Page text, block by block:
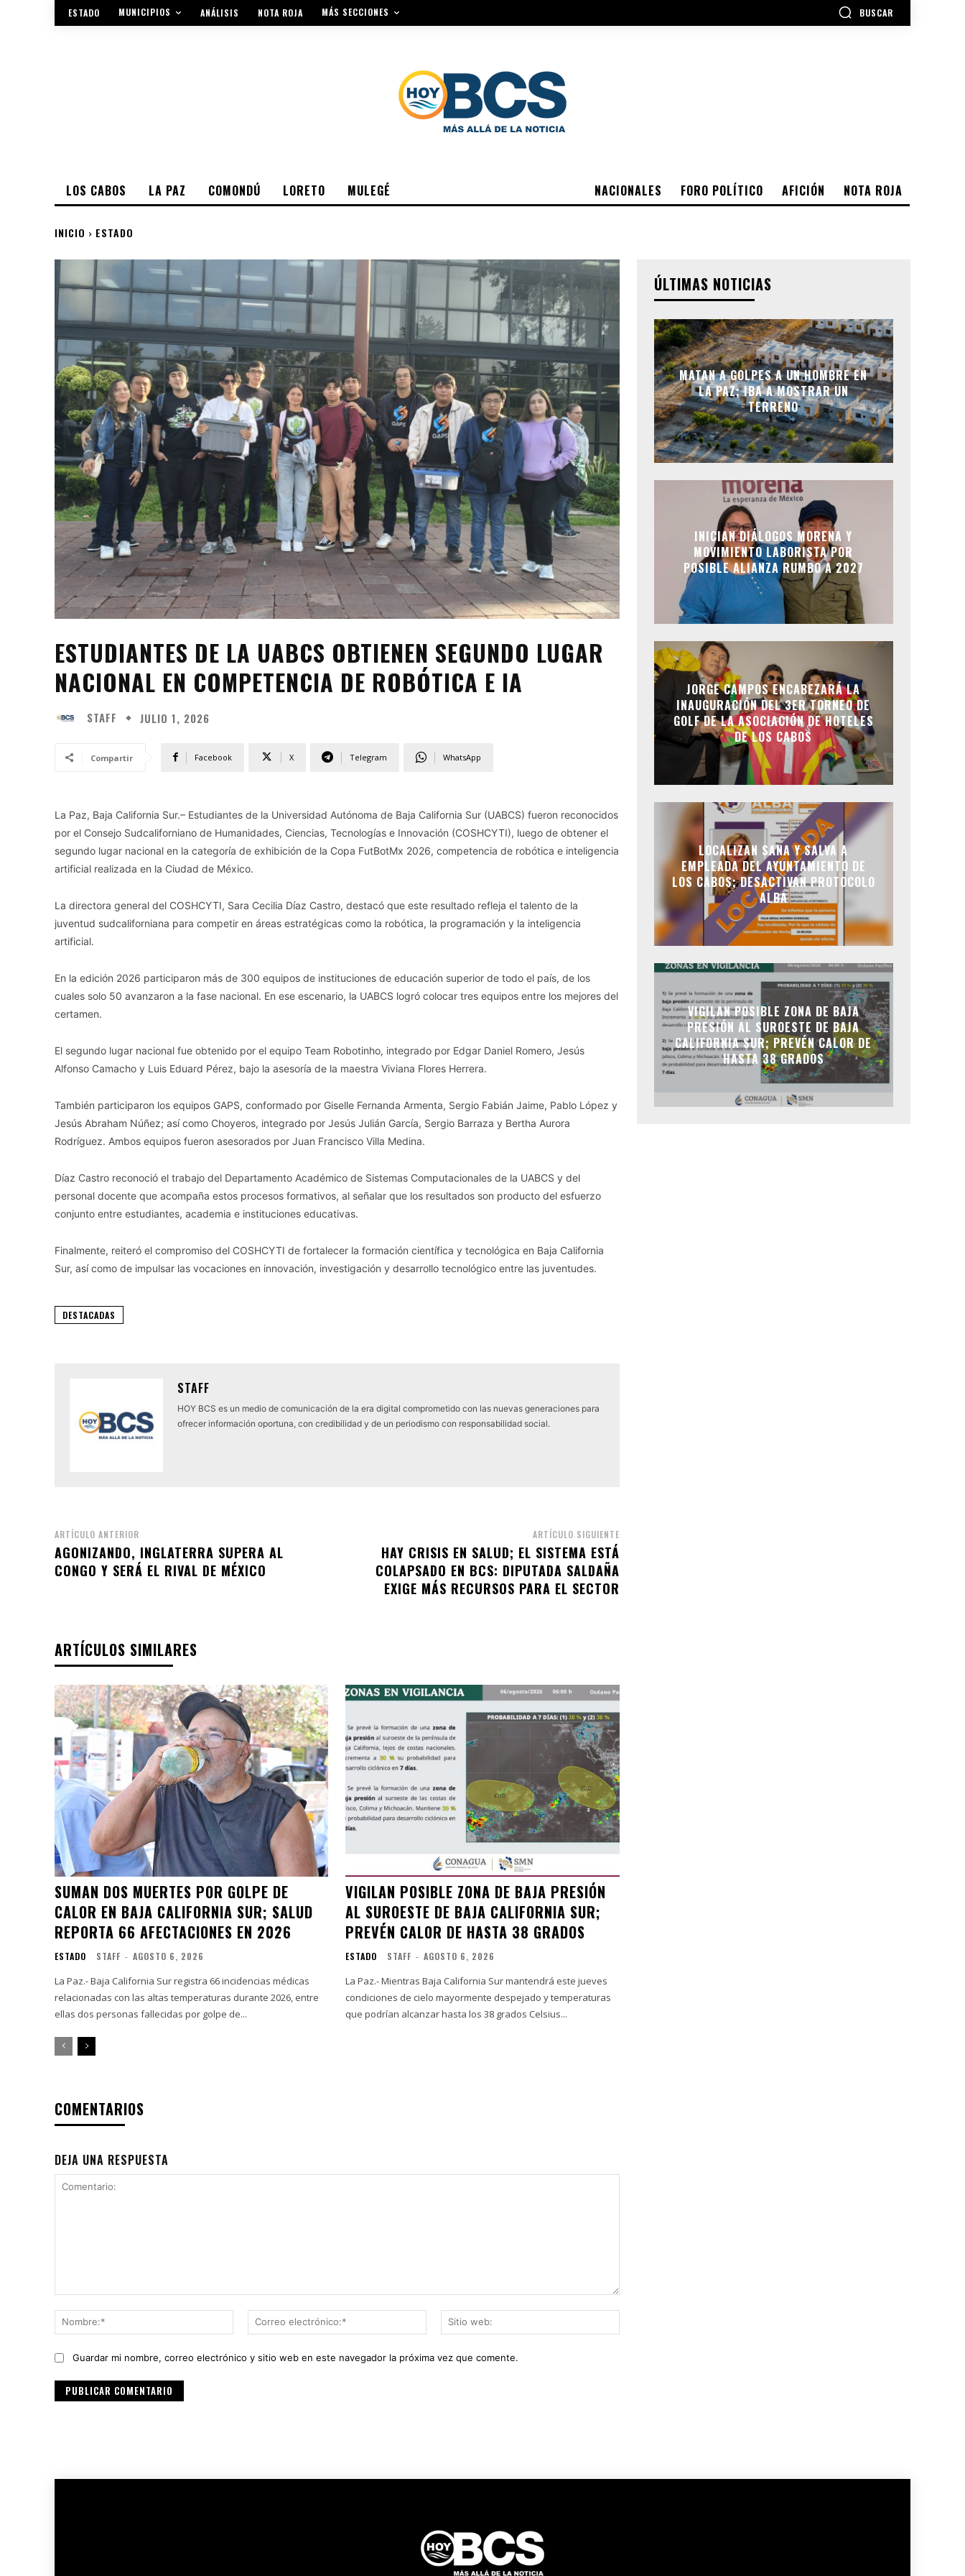
ESTADO MUNICIPIOS ANÁLISIS NOTA ROJA MÁS SECCIONES BUSCAR
NACIONALES FORO POLÍTICO AFICIÓN NOTA ROJA
LOS CABOS LA PAZ COMONDÚ LORETO MULEGÉ
INICIO ESTADO
ESTUDIANTES DE LA UABCS OBTIENEN SEGUNDO LUGAR
NACIONAL EN COMPETENCIA DE ROBÓTICA E IA
STAFF JULIO 1, 2026
Compartir Facebook X Telegram WhatsApp
La Paz, Baja California Sur.– Estudiantes de la Universidad Autónoma de Baja California Sur (UABCS) fueron reconocidos
por el Consejo Sudcaliforniano de Humanidades, Ciencias, Tecnologías e Innovación (COSHCYTI), luego de obtener el
segundo lugar nacional en la categoría de exhibición de la Copa FutBotMx 2026, competencia de robótica e inteligencia
artificial realizada en la Ciudad de México.
La directora general del COSHCYTI, Sara Cecilia Díaz Castro, destacó que este resultado refleja el talento de la
juventud sudcaliforniana para competir en áreas estratégicas como la robótica, la programación y la inteligencia
artificial.
En la edición 2026 participaron más de 300 equipos de instituciones de educación superior de todo el país, de los
cuales solo 50 avanzaron a la fase nacional. En ese escenario, la UABCS logró colocar tres equipos entre los mejores del
certamen.
El segundo lugar nacional fue obtenido por el equipo Team Robotinho, integrado por Edgar Daniel Romero, Jesús
Alfonso Camacho y Luis Eduard Pérez, bajo la asesoría de la maestra Viviana Flores Herrera.
También participaron los equipos GAPS, conformado por Giselle Fernanda Armenta, Sergio Fabián Jaime, Pablo López y
Jesús Abraham Núñez; así como Choyeros, integrado por Jesús Julián García, Sergio Barraza y Bertha Aurora
Rodríguez. Ambos equipos fueron asesorados por Juan Francisco Villa Medina.
Díaz Castro reconoció el trabajo del Departamento Académico de Sistemas Computacionales de la UABCS y del
personal docente que acompaña estos procesos formativos, al señalar que los resultados son producto del esfuerzo
conjunto entre estudiantes, academia e instituciones educativas.
Finalmente, reiteró el compromiso del COSHCYTI de fortalecer la formación científica y tecnológica en Baja California
Sur, así como de impulsar las vocaciones en innovación, investigación y desarrollo tecnológico entre las juventudes.
DESTACADAS
STAFF
HOY BCS es un medio de comunicación de la era digital comprometido con las nuevas generaciones para
ofrecer información oportuna, con credibilidad y de un periodismo con responsabilidad social.
ARTÍCULO ANTERIOR
AGONIZANDO, INGLATERRA SUPERA AL
CONGO Y SERÁ EL RIVAL DE MÉXICO
ARTÍCULO SIGUIENTE
HAY CRISIS EN SALUD; EL SISTEMA ESTÁ
COLAPSADO EN BCS: DIPUTADA SALDAÑA
EXIGE MÁS RECURSOS PARA EL SECTOR
ARTÍCULOS SIMILARES
SUMAN DOS MUERTES POR GOLPE DE
CALOR EN BAJA CALIFORNIA SUR; SALUD
REPORTA 66 AFECTACIONES EN 2026
ESTADO STAFF - AGOSTO 6, 2026
La Paz.- Baja California Sur registra 66 incidencias médicas
relacionadas con las altas temperaturas durante 2026, entre
ellas dos personas fallecidas por golpe de...
VIGILAN POSIBLE ZONA DE BAJA PRESIÓN
AL SUROESTE DE BAJA CALIFORNIA SUR;
PREVÉN CALOR DE HASTA 38 GRADOS
ESTADO STAFF - AGOSTO 6, 2026
La Paz.- Mientras Baja California Sur mantendrá este jueves
condiciones de cielo mayormente despejado y temperaturas
que podrían alcanzar hasta los 38 grados Celsius...
COMENTARIOS
DEJA UNA RESPUESTA
Nombre:*
Correo
electrónico:*
web:
Guardar mi nombre, correo electrónico y sitio web en este navegador la próxima vez que comente.
ÚLTIMAS NOTICIAS
MATAN A GOLPES A UN HOMBRE EN
LA PAZ; IBA A MOSTRAR UN
TERRENO
INICIAN DIÁLOGOS MORENA Y
MOVIMIENTO LABORISTA POR
POSIBLE ALIANZA RUMBO A 2027
JORGE CAMPOS ENCABEZARÁ LA
INAUGURACIÓN DEL 3ER TORNEO DE
GOLF DE LA ASOCIACIÓN DE HOTELES
DE LOS CABOS
LOCALIZAN SANA Y SALVA A
EMPLEADA DEL AYUNTAMIENTO DE
LOS CABOS; DESACTIVAN PROTOCOLO
ALBA
VIGILAN POSIBLE ZONA DE BAJA
PRESIÓN AL SUROESTE DE BAJA
CALIFORNIA SUR; PREVÉN CALOR DE
HASTA 38 GRADOS